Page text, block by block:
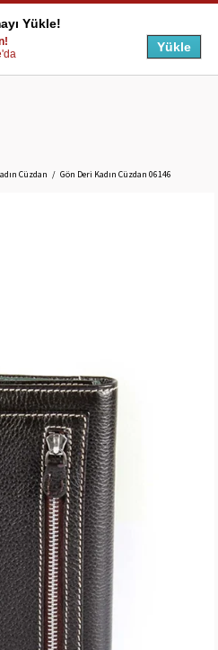
Cüzdan Gön Deri Kadın Cüzdan 06146
Yükle!
Yükle